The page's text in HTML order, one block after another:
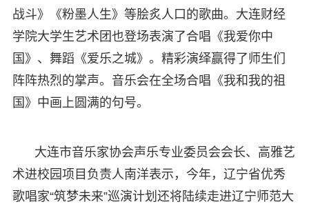
战斗》《粉墨人生》等脍炙人口的歌曲。大连财经
学院大学生艺术团也登场表演了合唱《我爱你中
国》、舞蹈《爱乐之城》。精彩演绎赢得了师生们
阵阵热烈的掌声。音乐会在全场合唱《我和我的祖
国》中画上圆满的句号。
大连市音乐家协会声乐专业委员会会长、高雅艺
术进校园项目负责人南洋表示，今年，辽宁省优秀
歌唱家“筑梦未来”巡演计划还将陆续走进辽宁师范大